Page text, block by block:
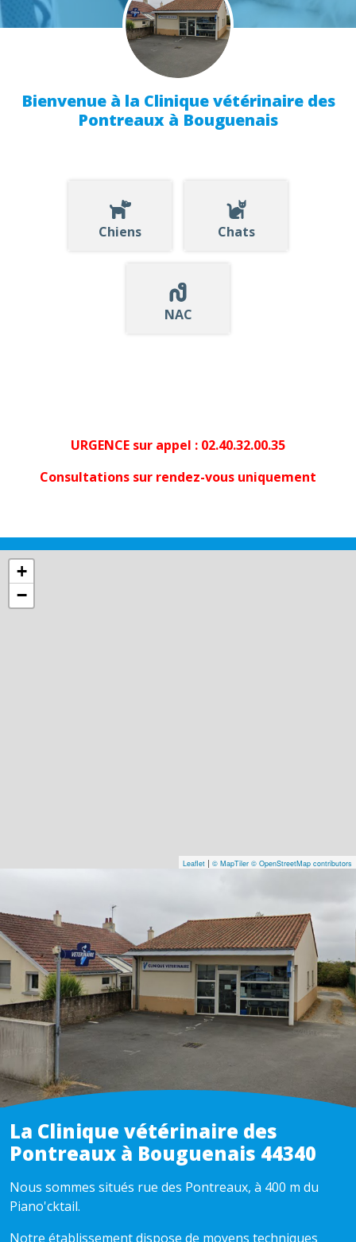
Bienvenue à la Clinique vétérinaire des
Pontreaux à Bouguenais
Chiens Chats
NAC
URGENCE sur appel : 02.40.32.00.35
Consultations sur rendez-vous uniquement
+
−
Leaflet | © MapTiler © OpenStreetMap contributors
La Clinique vétérinaire des
Pontreaux à Bouguenais 44340
Nous sommes situés rue des Pontreaux, à 400 m du
Piano'cktail.
Notre établissement dispose de moyens techniques